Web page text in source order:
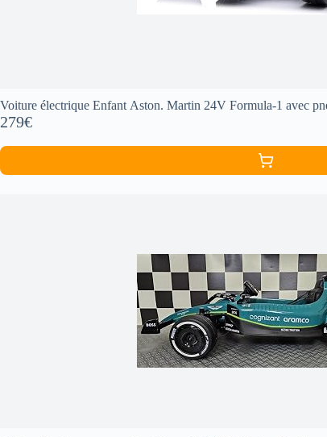
Voiture électrique Enfant Aston. Martin 24V Formula-1 avec
279€